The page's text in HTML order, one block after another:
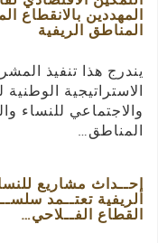
المهددين بالانقطاع
المناطق الريفية
يندرج هذا تنفيذ
الاستراتيجية
والاجتماعي للنساء
المناطق…
إحــداث مشاريع
الريفية تعتــمد
القطاع الفــلاحي…